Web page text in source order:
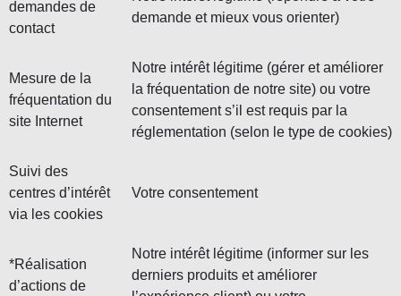
demandes de
contact
demande et mieux vous orienter)
Mesure de la
fréquentation du
site Internet
Notre intérêt légitime (gérer et améliorer
la fréquentation de notre site) ou votre
consentement s’il est requis par la
réglementation (selon le type de cookies)
Suivi des
centres d’intérêt
via les cookies
Votre consentement
*Réalisation
d’actions de
Notre intérêt légitime (informer sur les
derniers produits et améliorer